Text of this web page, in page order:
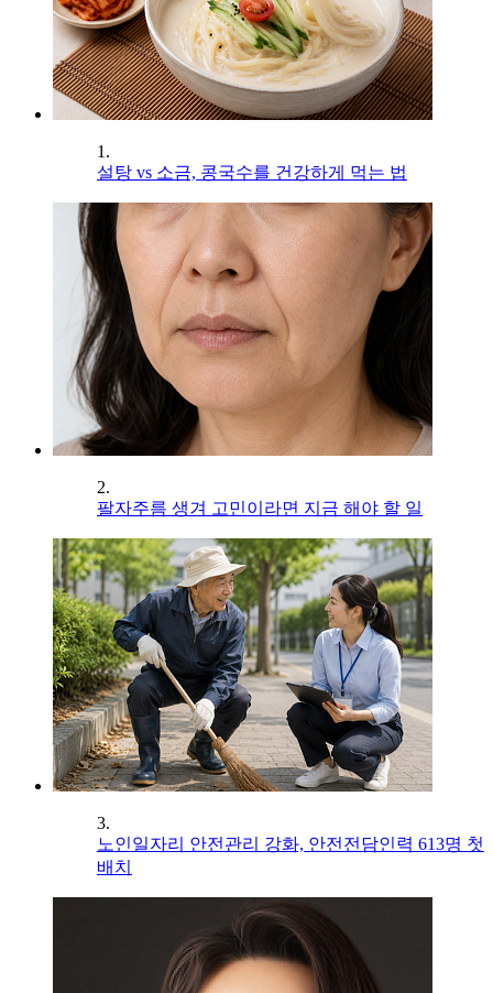
1.
설탕 vs 소금, 콩국수를 건강하게 먹는 법
2.
팔자주름 생겨 고민이라면 지금 해야 할 일
3.
노인일자리 안전관리 강화, 안전전담인력 613명 첫
배치